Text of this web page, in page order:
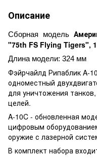
Описание
Сборная модель
"75th FS Flying Tigers",
Длина модели: 324 мм
Фэйрчайлд Рипаблик A-
одноместный
для уничтожения
целей.
A-10C - обновленная
цифровым
оружие с лазерной
В комплект набора